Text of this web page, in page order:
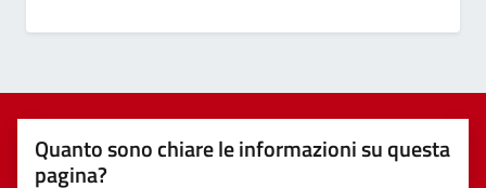
Quanto sono chiare le informazioni su questa
pagina?